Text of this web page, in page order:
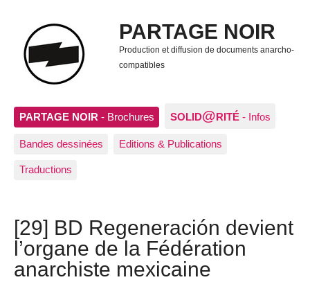
PARTAGE NOIR
Production et diffusion de documents anarcho-
compatibles
PARTAGE NOIR - Brochures SOLID@RITÉ - Infos
Bandes dessinées Editions & Publications
Traductions
[29] BD Regeneración devient
l’organe de la Fédération
anarchiste mexicaine